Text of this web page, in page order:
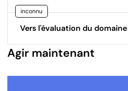
inconnu
Vers l'évaluation du
Agir maintenant